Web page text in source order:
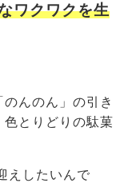
ワクワクを生
んのん」の引き
色とりどりの駄菓
えしたいんで